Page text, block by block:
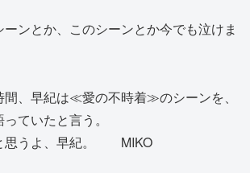
ンとか、このシーンとか今でも泣けま
間、早紀は≪愛の不時着≫のシーンを、
ていたと言う。
思うよ、早紀。 MIKO